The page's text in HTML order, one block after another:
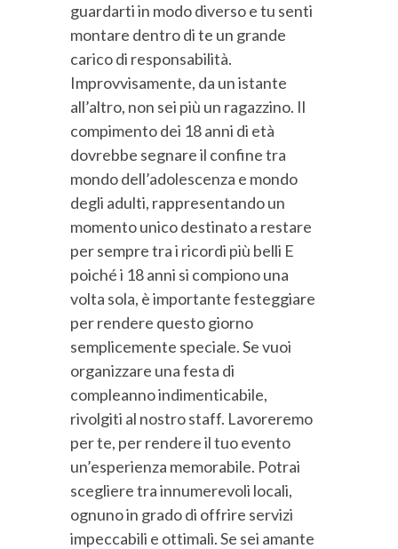
guardarti in modo diverso e tu senti
montare dentro di te un grande
carico di responsabilità.
Improvvisamente, da un istante
all’altro, non sei più un ragazzino. Il
compimento dei 18 anni di età
dovrebbe segnare il confine tra
mondo dell’adolescenza e mondo
degli adulti, rappresentando un
momento unico destinato a restare
per sempre tra i ricordi più belli E
poiché i 18 anni si compiono una
volta sola, è importante festeggiare
per rendere questo giorno
semplicemente speciale. Se vuoi
organizzare una festa di
compleanno indimenticabile,
rivolgiti al nostro staff. Lavoreremo
per te, per rendere il tuo evento
un’esperienza memorabile. Potrai
scegliere tra innumerevoli locali,
ognuno in grado di offrire servizi
impeccabili e ottimali. Se sei amante